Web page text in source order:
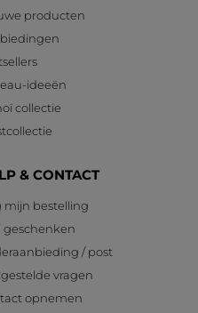
producten
ideeën
collectie
& CONTACT
mijn bestelling
geschenken
/ post
vragen
opnemen